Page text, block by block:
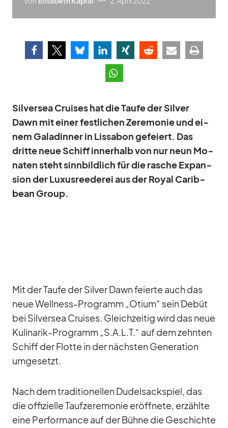
Sil­ver­sea Crui­ses hat die Taufe der Sil­ver
Dawn mit ei­ner fest­li­chen Ze­re­mo­nie und ei­
nem Ga­la­din­ner in Lis­sa­bon ge­fei­ert. Das
dritte neue Schiff in­ner­halb von nur neun Mo­
na­ten steht sinn­bild­lich für die ra­sche Ex­pan­
sion der Lu­xus­ree­de­rei aus der Royal Ca­rib­
bean Group.
Mit der Taufe der Sil­ver Dawn fei­erte auch das
neue Well­ness-Pro­gramm „Otium“ sein De­büt
bei Sil­ver­sea Crui­ses. Gleich­zei­tig wird das neue
Ku­li­na­rik-Pro­gramm „S.A.L.T.“ auf dem zehn­ten
Schiff der Flotte in der nächs­ten Ge­ne­ra­tion
um­ge­setzt.
Nach dem tra­di­tio­nel­len Du­del­sack­spiel, das
die of­fi­zi­elle Tauf­ze­re­mo­nie er­öff­nete, er­zählte
eine Per­for­mance auf der Bühne die Ge­schichte